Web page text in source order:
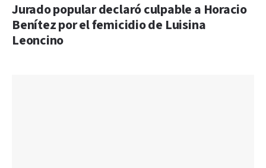
Jurado popular declaró culpable a Horacio
Benítez por el femicidio de Luisina
Leoncino